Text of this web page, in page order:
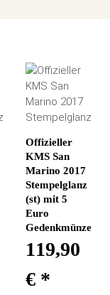
Offizieller
KMS San
Marino 2017
Stempelglanz
(st) mit 5
Euro
Gedenkmünze
119,90
€ *